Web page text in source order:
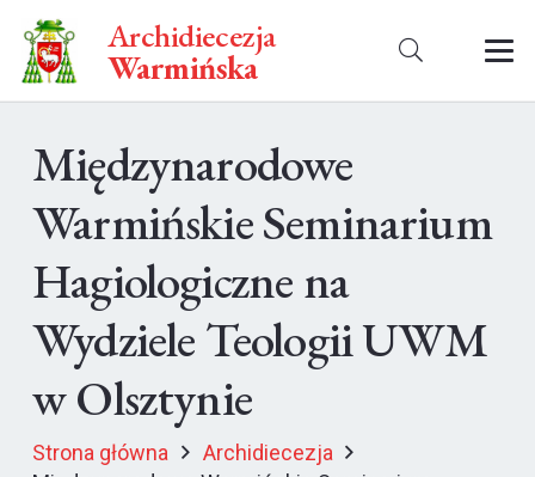
Archidiecezja
Warmińska
Międzynarodowe
Warmińskie Seminarium
Hagiologiczne na
Wydziele Teologii UWM
w Olsztynie
Strona główna
Archidiecezja